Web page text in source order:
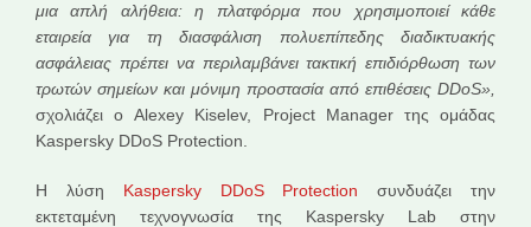
μια απλή αλήθεια: η πλατφόρμα που χρησιμοποιεί κάθε
εταιρεία για τη διασφάλιση πολυεπίπεδης διαδικτυακής
ασφάλειας πρέπει να περιλαμβάνει τακτική επιδιόρθωση των
τρωτών σημείων και μόνιμη προστασία από επιθέσεις DDoS»,
σχολιάζει ο Alexey Kiselev, Project Manager της ομάδας
Kaspersky DDoS Protection.
Η λύση Kaspersky DDoS Protection συνδυάζει την
εκτεταμένη τεχνογνωσία της Kaspersky Lab στην